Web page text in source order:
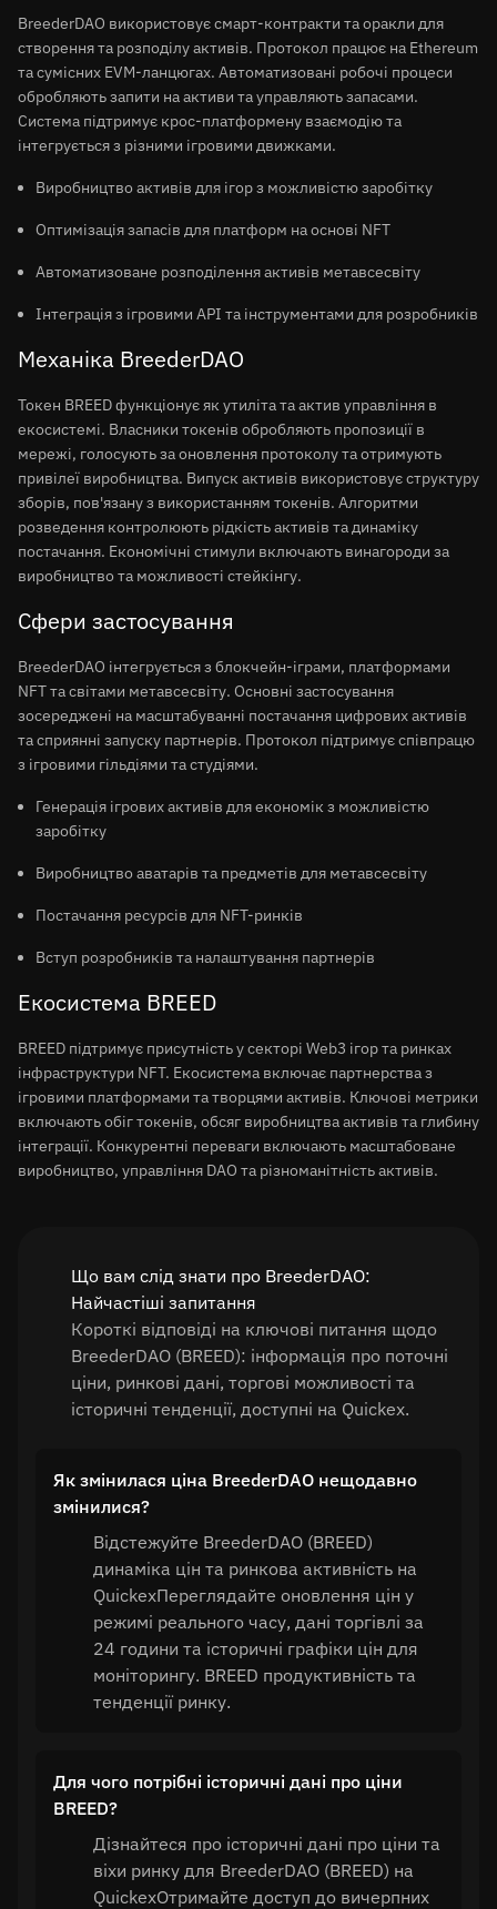
BreederDAO використовує смарт-контракти та оракли для
створення та розподілу активів. Протокол працює на Ethereum
та сумісних EVM-ланцюгах. Автоматизовані робочі процеси
обробляють запити на активи та управляють запасами.
Система підтримує крос-платформену взаємодію та
інтегрується з різними ігровими движками.
Виробництво активів для ігор з можливістю заробітку
Оптимізація запасів для платформ на основі NFT
Автоматизоване розподілення активів метавсесвіту
Інтеграція з ігровими API та інструментами для розробників
Механіка BreederDAO
Токен BREED функціонує як утиліта та актив управління в
екосистемі. Власники токенів обробляють пропозиції в
мережі, голосують за оновлення протоколу та отримують
привілеї виробництва. Випуск активів використовує структуру
зборів, пов'язану з використанням токенів. Алгоритми
розведення контролюють рідкість активів та динаміку
постачання. Економічні стимули включають винагороди за
виробництво та можливості стейкінгу.
Сфери застосування
BreederDAO інтегрується з блокчейн-іграми, платформами
NFT та світами метавсесвіту. Основні застосування
зосереджені на масштабуванні постачання цифрових активів
та сприянні запуску партнерів. Протокол підтримує співпрацю
з ігровими гільдіями та студіями.
Генерація ігрових активів для економік з можливістю
заробітку
Виробництво аватарів та предметів для метавсесвіту
Постачання ресурсів для NFT-ринків
Вступ розробників та налаштування партнерів
Екосистема BREED
BREED підтримує присутність у секторі Web3 ігор та ринках
інфраструктури NFT. Екосистема включає партнерства з
ігровими платформами та творцями активів. Ключові метрики
включають обіг токенів, обсяг виробництва активів та глибину
інтеграції. Конкурентні переваги включають масштабоване
виробництво, управління DAO та різноманітність активів.
Що вам слід знати про BreederDAO:
Найчастіші запитання
Короткі відповіді на ключові питання щодо
BreederDAO (BREED): інформація про поточні
ціни, ринкові дані, торгові можливості та
історичні тенденції, доступні на Quickex.
Як змінилася ціна BreederDAO нещодавно
змінилися?
Відстежуйте BreederDAO (BREED)
динаміка цін та ринкова активність на
QuickexПереглядайте оновлення цін у
режимі реального часу, дані торгівлі за
24 години та історичні графіки цін для
моніторингу. BREED продуктивність та
тенденції ринку.
Для чого потрібні історичні дані про ціни
BREED?
Дізнайтеся про історичні дані про ціни та
віхи ринку для BreederDAO (BREED) на
QuickexОтримайте доступ до вичерпних